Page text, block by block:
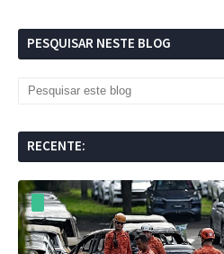
PESQUISAR NESTE BLOG
RECENTE: